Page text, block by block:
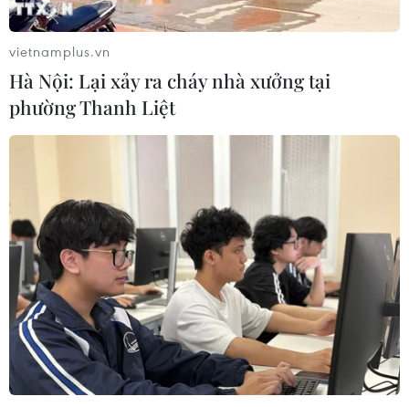
19/10/2016 03:00
Thừa cơ các chiến sỹ cảnh sát giao thông đang xử lý xe
ba bánh, đối tượng mở cốp xe máy, ôm 2 bịch ma túy
bỏ chạy nhưng bất thành.
vietnamplus.vn
Hà Nội: Lại xảy ra cháy nhà xưởng tại
phường Thanh Liệt